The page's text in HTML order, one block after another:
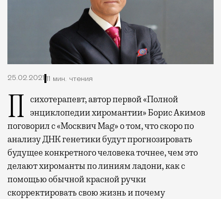
25.02.2021 11 мин. чтения
Психотерапевт, автор первой «Полной энциклопедии хиромантии» Борис Акимов
поговорил с «Москвич Mag» о том, что скоро по
анализу ДНК генетики будут прогнозировать
будущее конкретного человека точнее, чем это
делают хироманты по линиям ладони, как с
помощью обычной красной ручки
скорректировать свою жизнь и почему